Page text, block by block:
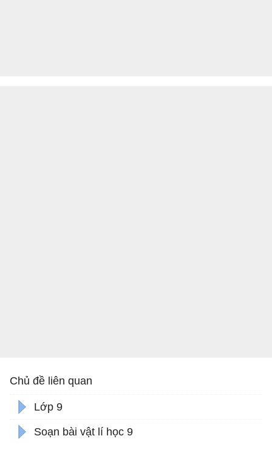
Chủ đề liên quan
Lớp 9
Soạn bài vật lí học 9